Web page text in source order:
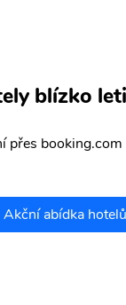
blízko
přes booking.com
Akční abídka hotelů